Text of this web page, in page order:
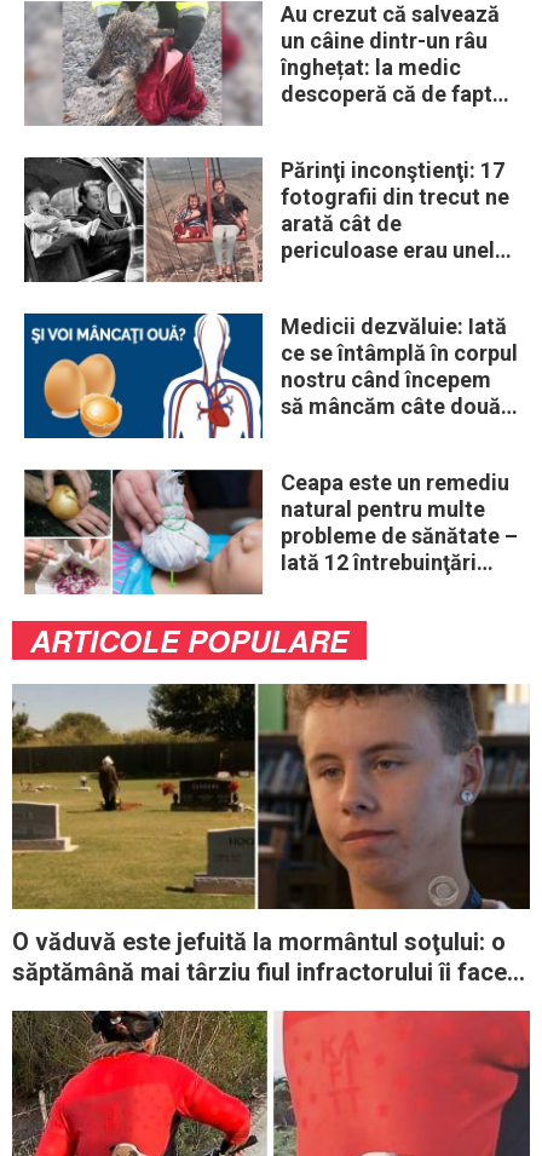
Au crezut că salvează
un câine dintr-un râu
înghețat: la medic
descoperă că de fapt
Părinţi inconştienţi: 17
fotografii din trecut ne
arată cât de
periculoase erau unele
Medicii dezvăluie: Iată
ce se întâmplă în corpul
nostru când începem
să mâncăm câte două
Ceapa este un remediu
natural pentru multe
probleme de sănătate –
Iată 12 întrebuinţări
ARTICOLE POPULARE
O văduvă este jefuită la mormântul soţului: o
săptămână mai târziu fiul infractorului îi face o